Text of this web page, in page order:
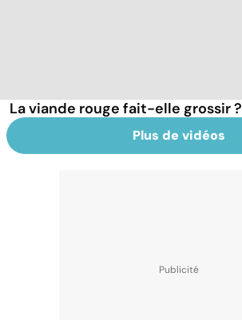
La viande rouge fait-elle grossir ?
Plus de vidéos